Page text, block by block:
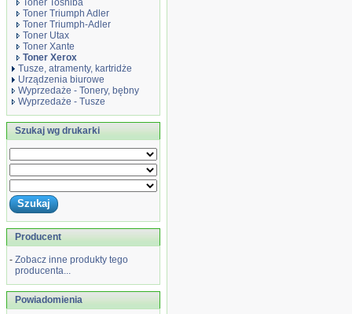
Toner Toshiba
Toner Triumph Adler
Toner Triumph-Adler
Toner Utax
Toner Xante
Toner Xerox
Tusze, atramenty, kartridże
Urządzenia biurowe
Wyprzedaże - Tonery, bębny
Wyprzedaże - Tusze
Szukaj wg drukarki
Producent
- Zobacz inne produkty tego
producenta...
Powiadomienia